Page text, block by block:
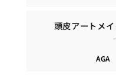
頭皮アートメ
AGA